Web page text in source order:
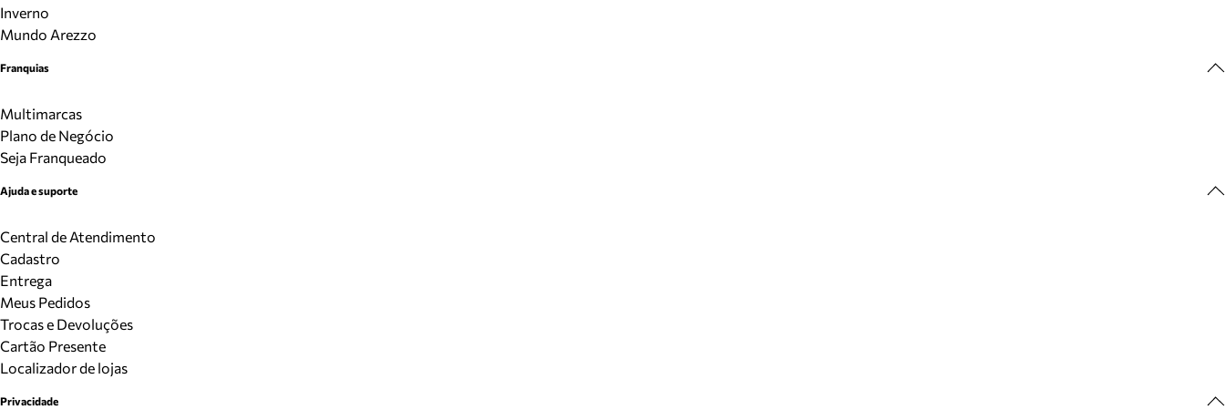
Inverno
Mundo Arezzo
Franquias
Multimarcas
Plano de Negócio
Seja Franqueado
Ajuda e suporte
Central de Atendimento
Cadastro
Entrega
Meus Pedidos
Trocas e Devoluções
Cartão Presente
Localizador de lojas
Privacidade